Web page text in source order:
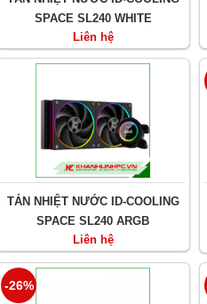
SPACE SL240 WHITE
Liên hệ
TẢN NHIỆT NƯỚC ID-COOLING
SPACE SL240 ARGB
Liên hệ
-26%